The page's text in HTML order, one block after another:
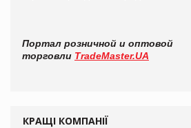
Портал розничной и оптовой
торговли TradeMaster.UA
КРАЩІ КОМПАНІЇ